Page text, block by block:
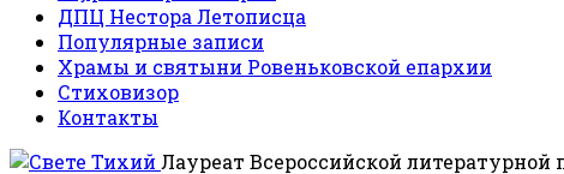
ДПЦ Нестора Летописца
Популярные записи
Храмы и святыни Ровеньковской епархии
Стиховизор
Контакты
Лауреат Всероссийской